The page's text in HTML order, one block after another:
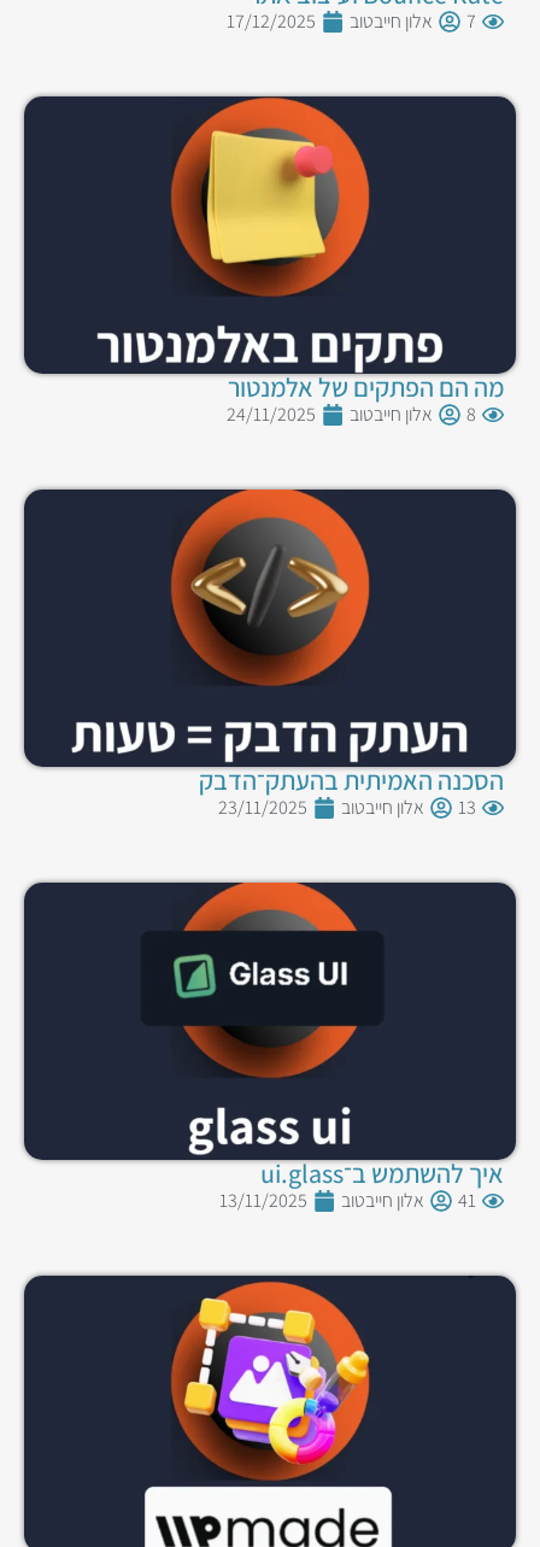
7 אלון חייבטוב 17/12/2025
מה הם הפתקים של אלמנטור
8 אלון חייבטוב 24/11/2025
הסכנה האמיתית בהעתק־הדבק
13 אלון חייבטוב 23/11/2025
איך להשתמש ב־ui.glass
41 אלון חייבטוב 13/11/2025